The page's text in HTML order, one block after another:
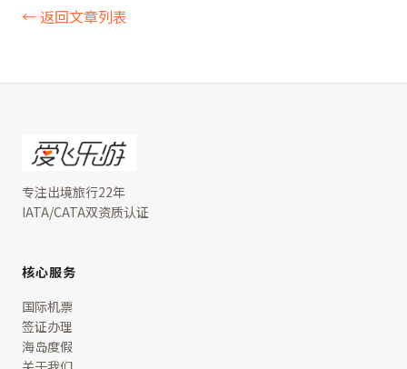
← 返回文章列表
专注出境旅行22年
IATA/CATA双资质认证
核心服务
国际机票
签证办理
海岛度假